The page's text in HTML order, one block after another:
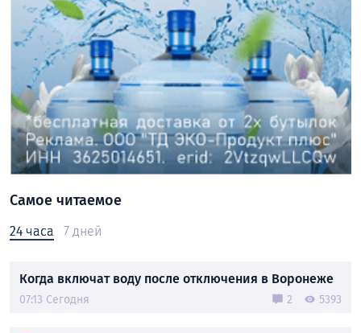
Самое читаемое
24 часа 7 дней
Когда включат воду после отключения в Воронеже
07:13 Сегодня 2 5393